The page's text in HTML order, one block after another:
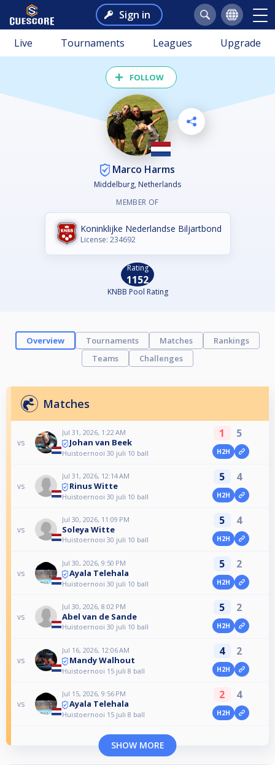
Sign in
Live Tournaments Leagues Upgrade
FOLLOW
Marco Harms
Middelburg, Netherlands
MEMBER OF
Koninklijke Nederlandse Biljartbond
License: 234692
Rating
1152
KNBB Pool Rating
Overview Tournaments Matches
Rankings
Teams
Challenges
Matches
vs
Jul 31, 2026, 1:22 AM
Johan van Beek
Huistoernooi 30 juli 10 ball
1 5
H2H
vs
Jul 31, 2026, 12:14 AM
Rinus Witte
Huistoernooi 30 juli 10 ball
5 4
H2H
vs
Jul 30, 2026, 11:09 PM
Soleya Witte
Huistoernooi 30 juli 10 ball
5 4
H2H
vs
Jul 30, 2026, 9:50 PM
Ayala Telehala
Huistoernooi 30 juli 10 ball
5 2
H2H
vs
Jul 30, 2026, 8:02 PM
Abel van de Sande
Huistoernooi 30 juli 10 ball
5 2
H2H
vs
Jul 16, 2026, 12:06 AM
Mandy Walhout
Huistoernooi 15 juli 8 ball
4 2
H2H
vs
Jul 15, 2026, 9:56 PM
Ayala Telehala
Huistoernooi 15 juli 8 ball
2 4
H2H
SHOW MORE